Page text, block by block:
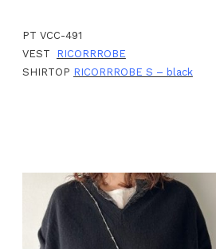
PT VCC-491
VEST
RICORRROBE
SHIRTOP RICORRROBE S – black